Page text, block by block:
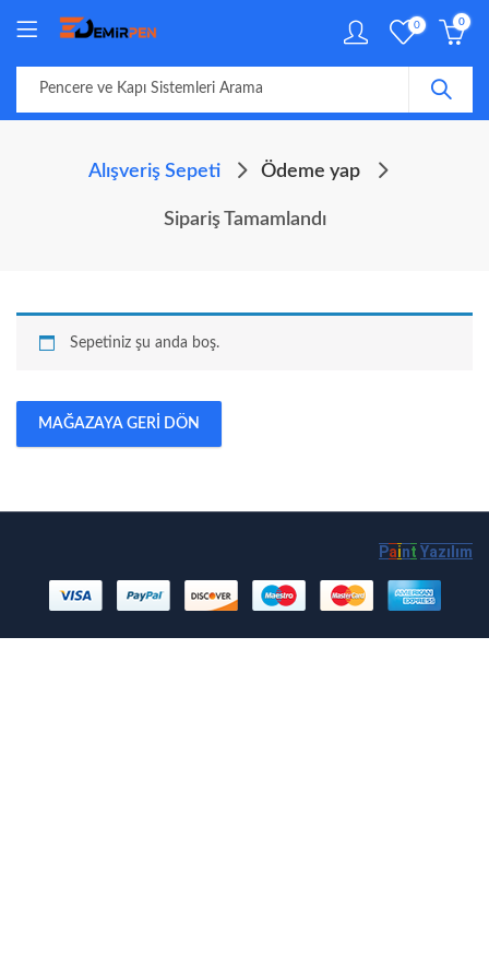
0 0
Alışveriş Sepeti Ödeme yap
Sipariş Tamamlandı
Sepetiniz şu anda boş.
MAĞAZAYA GERI DÖN
Paint Yazılım